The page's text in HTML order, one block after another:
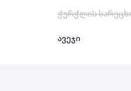
ჭურჭლის
ავეჯი